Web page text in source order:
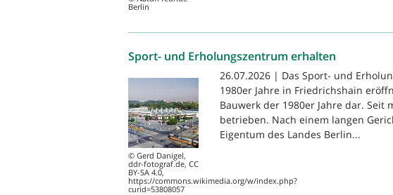
Berlin
Sport- und Erholungszentrum erhalten
© Gerd Danigel,
ddr-fotograf.de, CC
BY-SA 4.0,
https://commons.wikimedia.org/w/index.php?
curid=53808057
26.07.2026 | Das Sport- und
1980er Jahre in Friedrichshain
Bauwerk der 1980er Jahre dar. Seit
betrieben. Nach einem langen
Eigentum des Landes Berlin...